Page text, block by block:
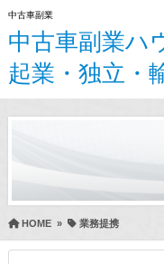
中古車副業
中古車副業ハ
起業・独立・
HOME» 業務提携